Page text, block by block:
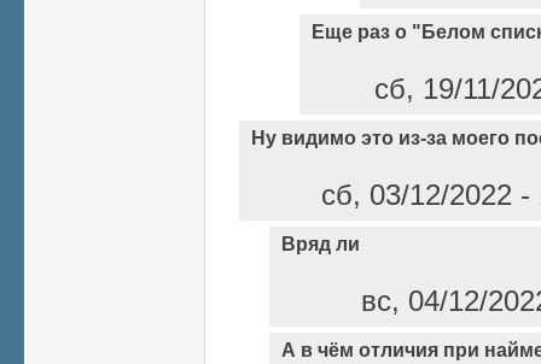
Еще раз о "Белом
сб, 19/11/
Ну видимо это из-за моего
сб, 03/12/2022
Вряд ли
вс, 04/12/
А в чём отличия при